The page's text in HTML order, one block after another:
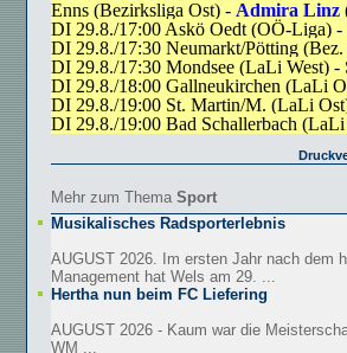
Enns (Bezirksliga Ost) - Admira Linz
DI 29.8./17:00 Askö Oedt (OÖ-Liga)
DI 29.8./17:30 Neumarkt/Pötting
DI 29.8./17:30 Mondsee (LaLi West)
DI 29.8./18:00 Gallneukirchen (LaLi
DI 29.8./19:00 St. Martin/M. (LaLi
DI 29.8./19:00 Bad Schallerbach
Mehr zum Thema Sport
Musikalisches Radsporterlebnis
AUGUST 2026. Im ersten Jahr nach dem
Management hat Wels am 29. ...
Hertha nun beim FC Liefering
AUGUST 2026 - Kaum war die
WM ...